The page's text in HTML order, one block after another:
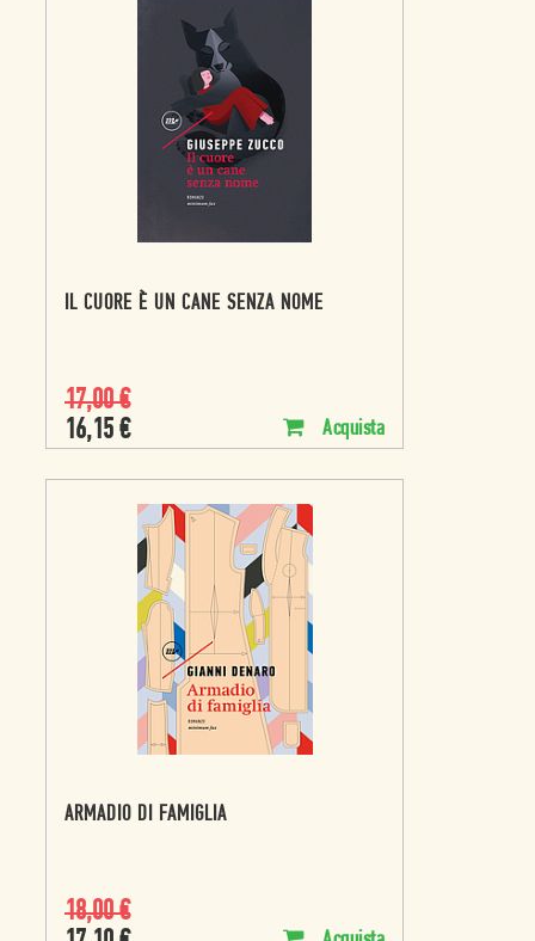
IL CUORE È UN CANE SENZA NOME
17,00€
16,15 € Acquista
ARMADIO DI FAMIGLIA
18,00€